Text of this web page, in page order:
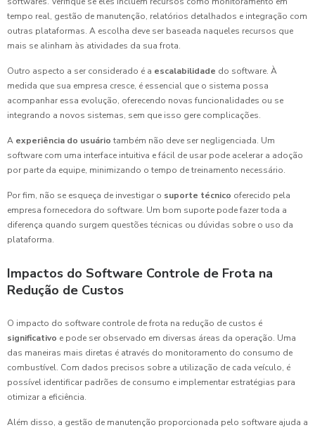
tempo real, gestão de manutenção, relatórios detalhados e integração com
outras plataformas. A escolha deve ser baseada naqueles recursos que
mais se alinham às atividades da sua frota.
Outro aspecto a ser considerado é a escalabilidade do software. À
medida que sua empresa cresce, é essencial que o sistema possa
acompanhar essa evolução, oferecendo novas funcionalidades ou se
integrando a novos sistemas, sem que isso gere complicações.
A experiência do usuário também não deve ser negligenciada. Um
software com uma interface intuitiva e fácil de usar pode acelerar a adoção
por parte da equipe, minimizando o tempo de treinamento necessário.
Por fim, não se esqueça de investigar o suporte técnico oferecido pela
empresa fornecedora do software. Um bom suporte pode fazer toda a
diferença quando surgem questões técnicas ou dúvidas sobre o uso da
plataforma.
Impactos do Software Controle de Frota na
Redução de Custos
O impacto do software controle de frota na redução de custos é
significativo e pode ser observado em diversas áreas da operação. Uma
das maneiras mais diretas é através do monitoramento do consumo de
combustível. Com dados precisos sobre a utilização de cada veículo, é
possível identificar padrões de consumo e implementar estratégias para
otimizar a eficiência.
Além disso, a gestão de manutenção proporcionada pelo software ajuda a